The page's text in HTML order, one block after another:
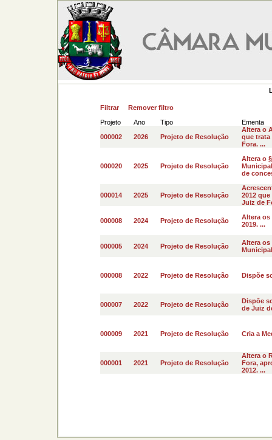
Filtrar
Remover filtro
Projeto
Ano Tipo
Ementa
000002
2026 Projeto de Resolução
Altera o
que trata
Fora. ...
000020 2025 Projeto de Resolução
Altera o
de
000014 2025 Projeto de Resolução
2012
Juiz de
000008 2024 Projeto de Resolução
Altera os
2019. ...
000005 2024 Projeto de Resolução
Altera os
000008 2022 Projeto de Resolução Dispõe
000007 2022 Projeto de Resolução
Dispõe
de Juiz
000009 2021 Projeto de Resolução Cria a
000001 2021 Projeto de Resolução
Altera o
Fora,
2012. ...